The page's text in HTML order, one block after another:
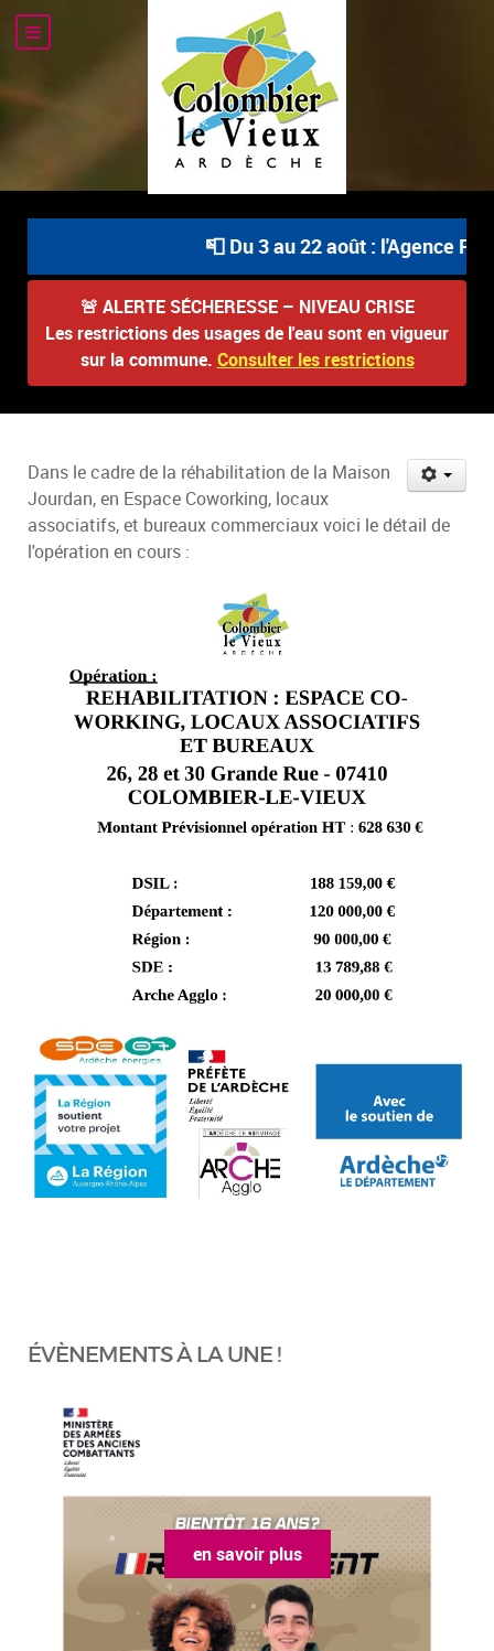
📮 Du 3 au 22 août : l'Agence
🚨 ALERTE SÉCHERESSE – NIVEAU CRISE
Les restrictions des usages de l'eau sont en vigueur
sur la commune. Consulter les restrictions
Dans le cadre de la réhabilitation de la Maison
Jourdan, en Espace Coworking, locaux
associatifs, et bureaux commerciaux voici le détail de
l'opération en cours :
ÉVÈNEMENTS À LA UNE !
en savoir plus